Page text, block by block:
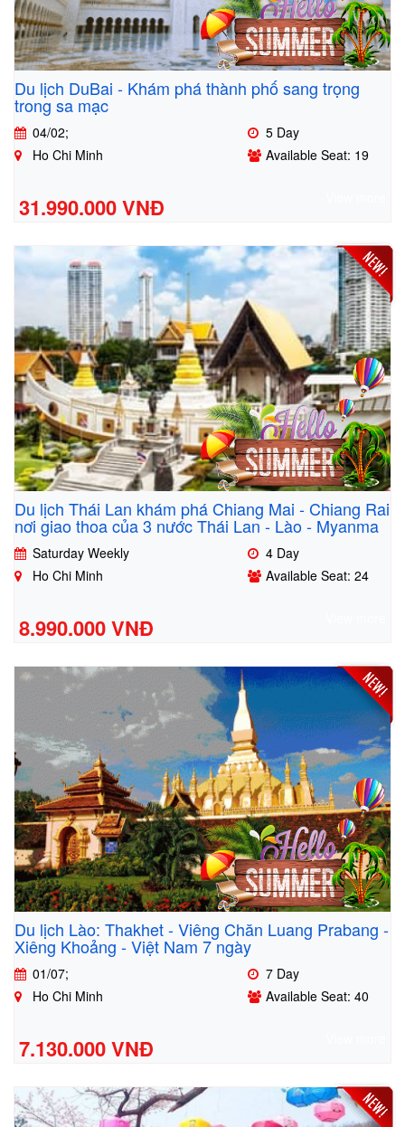
Du lịch DuBai - Khám phá thành phố sang trọng
trong sa mạc
04/02;
5 Day
Ho Chi Minh
Available Seat: 19
31.990.000 VNĐ
Du lịch Thái Lan khám phá Chiang Mai - Chiang Rai
nơi giao thoa của 3 nước Thái Lan - Lào - Myanma
Saturday Weekly
4 Day
Ho Chi Minh
Available Seat: 24
8.990.000 VNĐ
Du lịch Lào: Thakhet - Viêng Chăn Luang Prabang -
Xiêng Khoảng - Việt Nam 7 ngày
01/07;
7 Day
Ho Chi Minh
Available Seat: 40
7.130.000 VNĐ